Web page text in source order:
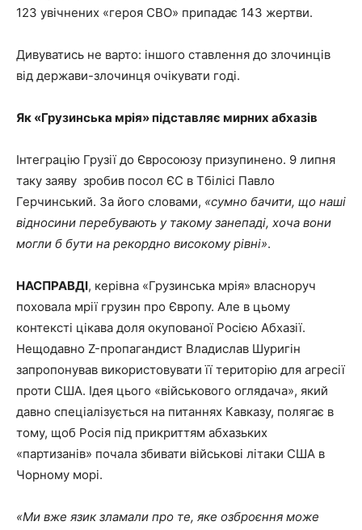
123 увічнених «героя СВО» припадає 143 жертви.
Дивуватись не варто: іншого ставлення до злочинців
від держави-злочинця очікувати годі.
Як «Грузинська мрія» підставляє мирних абхазів
Інтеграцію Грузії до Євросоюзу призупинено. 9 липня
таку заяву зробив посол ЄС в Тбілісі Павло
Герчинський. За його словами, «сумно бачити, що наші
відносини перебувають у такому занепаді, хоча вони
могли б бути на рекордно високому рівні».
НАСПРАВДІ, керівна «Грузинська мрія» власноруч
поховала мрії грузин про Європу. Але в цьому
контексті цікава доля окупованої Росією Абхазії.
Нещодавно Z-пропагандист Владислав Шуригін
запропонував використовувати її територію для агресії
проти США. Ідея цього «військового оглядача», який
давно спеціалізується на питаннях Кавказу, полягає в
тому, щоб Росія під прикриттям абхазьких
«партизанів» почала збивати військові літаки США в
Чорному морі.
«Ми вже язик зламали про те, яке озброєння може